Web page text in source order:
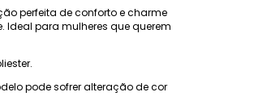
perfeita de conforto e charme
Ideal para mulheres que querem
pode sofrer alteração de cor